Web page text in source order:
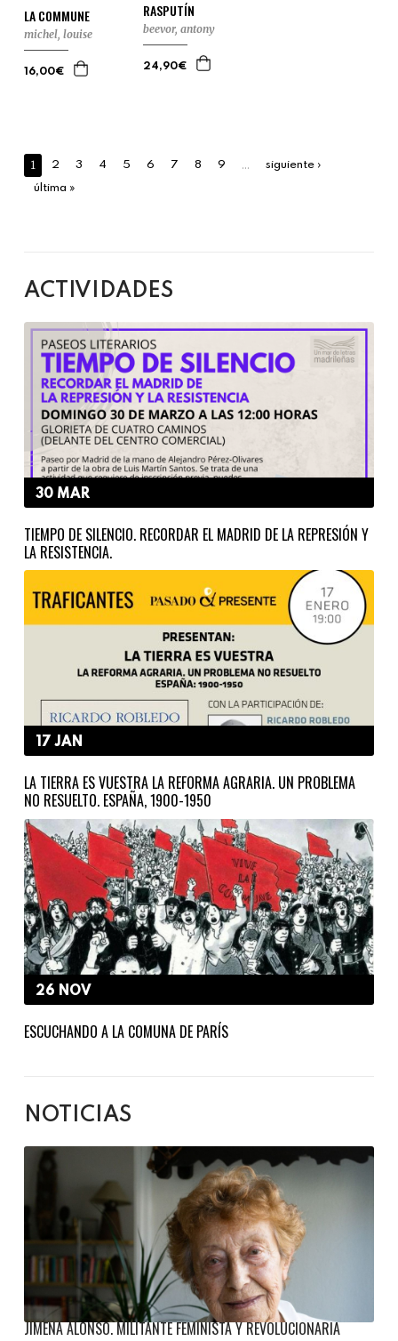
LA COMMUNE
michel, louise
16,00€
RASPUTÍN
beevor, antony
24,90€
1 2 3 4 5 6 7 8 9 …
siguiente ›
última »
ACTIVIDADES
30 MAR
TIEMPO DE SILENCIO. RECORDAR EL MADRID DE LA REPRESIÓN Y
LA RESISTENCIA.
17 JAN
LA TIERRA ES VUESTRA LA REFORMA AGRARIA. UN PROBLEMA
NO RESUELTO. ESPAÑA, 1900-1950
26 NOV
ESCUCHANDO A LA COMUNA DE PARÍS
NOTICIAS
JIMENA ALONSO. MILITANTE FEMINISTA Y REVOLUCIONARIA